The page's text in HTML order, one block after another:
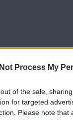
Process My
of the sale,
for targeted
Please note